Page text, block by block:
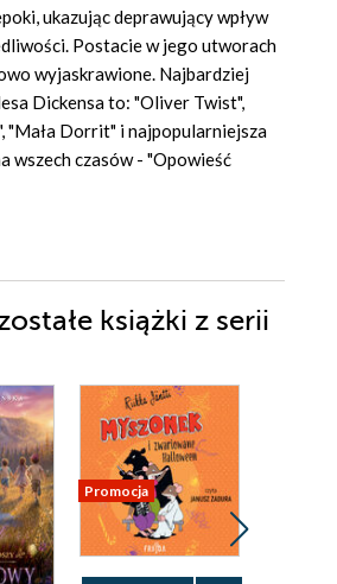
ukazując deprawujący wpływ
Postacie w jego utworach
wyjaskrawione. Najbardziej
Dickensa to: "Oliver Twist",
"Mała Dorrit" i najpopularniejsza
wszech czasów - "Opowieść
książki z serii
Promocja